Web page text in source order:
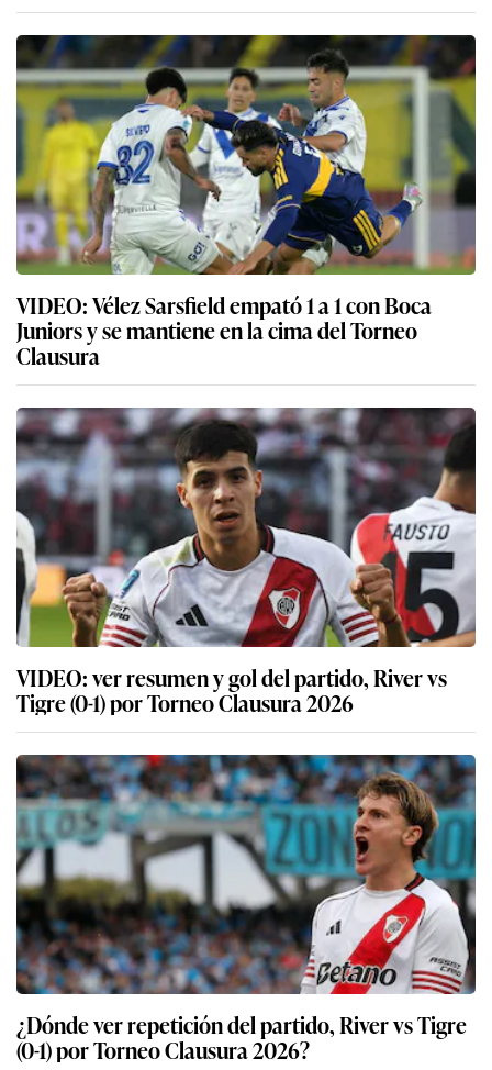
VIDEO: Vélez Sarsfield empató 1 a 1 con Boca
Juniors y se mantiene en la cima del Torneo
Clausura
VIDEO: ver resumen y gol del partido, River vs
Tigre (0-1) por Torneo Clausura 2026
¿Dónde ver repetición del partido, River vs Tigre
(0-1) por Torneo Clausura 2026?